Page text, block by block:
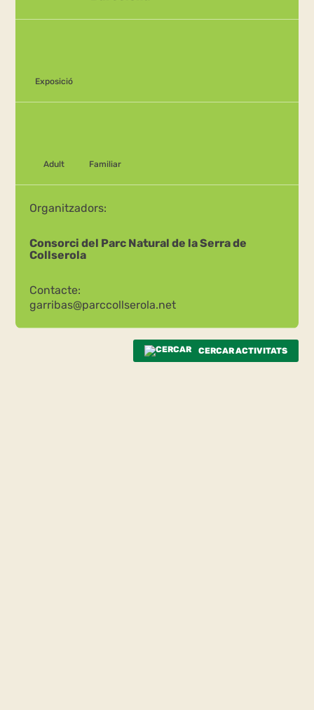
Exposició
Adult Familiar
Organitzadors:
Consorci del Parc Natural de la Serra de
Collserola
Contacte:
garribas@parccollserola.net
CERCAR ACTIVITATS